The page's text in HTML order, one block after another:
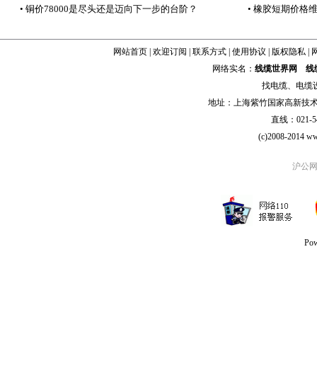
• 铜价78000是尽头还是迈向下一步的台阶？
• 橡胶短期价格
网站首页| 欢迎订阅 | 联系方式| 使用协议 | 版权隐私 |
网络实名： 线缆世界网
线
找电缆
电缆
地址：上海紫竹国家高新技
直线：021-
(c)2008-2014
沪公